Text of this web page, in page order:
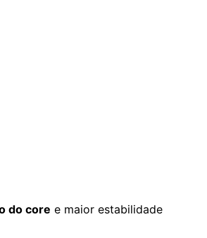
do core e maior estabilidade